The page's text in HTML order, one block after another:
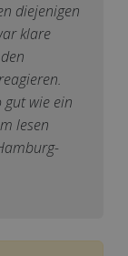
diejenigen
klare
gut wie ein
lesen